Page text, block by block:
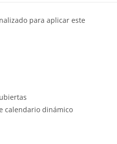
para aplicar este
calendario dinámico